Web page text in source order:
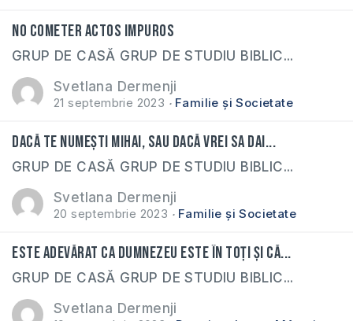
No cometer actos impuros
GRUP DE CASĂ GRUP DE STUDIU BIBLIC...
Svetlana Dermenji
21 septembrie 2023 Familie și Societate
Dacă te numești MIHAI, sau dacă vrei sa dai...
GRUP DE CASĂ GRUP DE STUDIU BIBLIC...
Svetlana Dermenji
20 septembrie 2023 Familie și Societate
Este adevărat ca Dumnezeu este în toți și că...
GRUP DE CASĂ GRUP DE STUDIU BIBLIC...
Svetlana Dermenji